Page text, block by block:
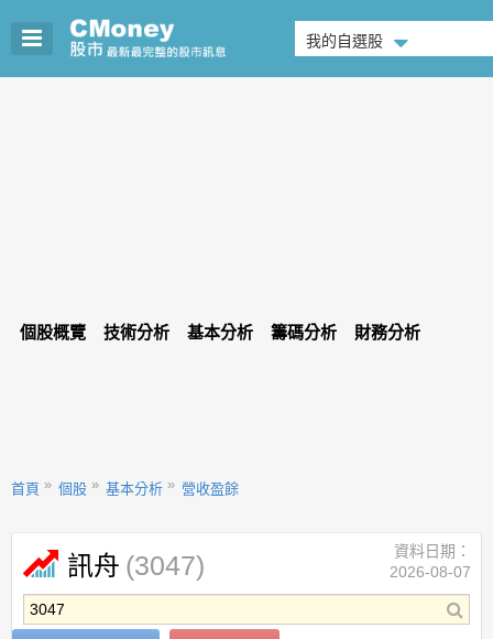
我的自選股
個股概覽 技術分析 基本分析 籌碼分析 財務分析
首頁 個股 基本分析 營收盈餘
訊舟 (3047)
資料日期：
2026-08-07